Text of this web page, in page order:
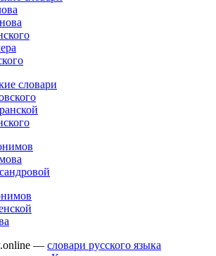
словари
— словари русского языка